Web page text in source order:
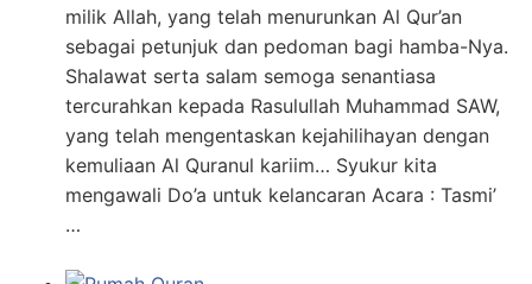
milik Allah, yang telah menurunkan Al Qur’an
sebagai petunjuk dan pedoman bagi hamba-Nya.
Shalawat serta salam semoga senantiasa
tercurahkan kepada Rasulullah Muhammad SAW,
yang telah mengentaskan kejahilihayan dengan
kemuliaan Al Quranul kariim… Syukur kita
mengawali Do’a untuk kelancaran Acara : Tasmi’
…